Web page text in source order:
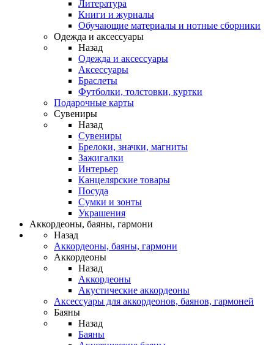
Литература
Книги и журналы
Обучающие материалы и нотные сборники
Одежда и аксессуары
Назад
Одежда и аксессуары
Аксессуары
Браслеты
Футболки, толстовки, куртки
Подарочные карты
Сувениры
Назад
Сувениры
Брелоки, значки, магниты
Зажигалки
Интерьер
Канцелярские товары
Посуда
Сумки и зонты
Украшения
Аккордеоны, баяны, гармони
Назад
Аккордеоны, баяны, гармони
Аккордеоны
Назад
Аккордеоны
Акустические аккордеоны
Аксессуары для аккордеонов, баянов, гармоней
Баяны
Назад
Баяны